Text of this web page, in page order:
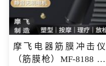
摩飞电器筋膜冲击仪
（筋膜枪）MF-8188 会